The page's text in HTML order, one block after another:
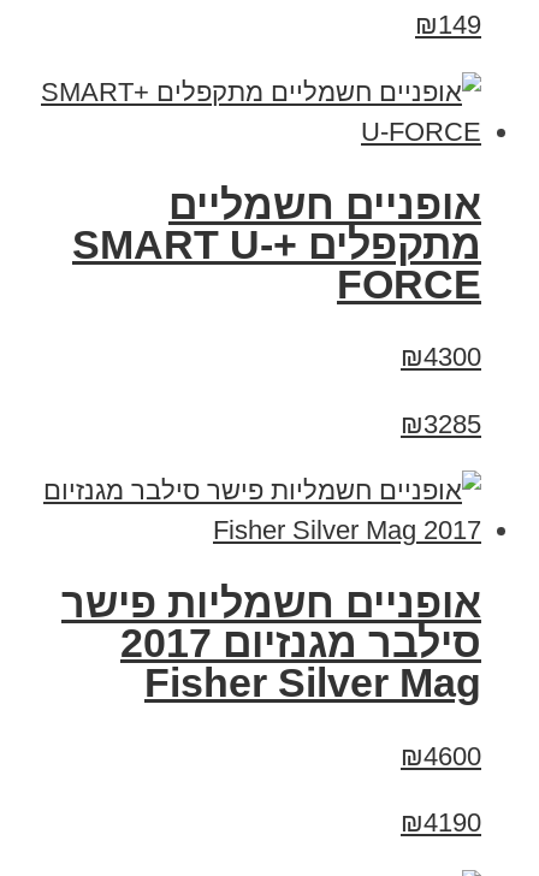
₪149
אופניים חשמליים
מתקפלים +SMART U-
FORCE
₪4300
₪3285
אופניים חשמליות פישר
סילבר מגנזיום 2017
Fisher Silver Mag
₪4600
₪4190